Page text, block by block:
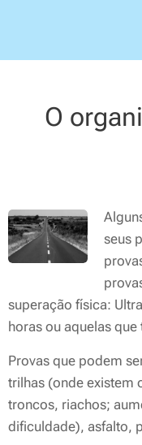
O
seus
superação física:
horas ou aquelas
Provas que podem
trilhas (onde existem
troncos, riachos;
dificuldade), asfalto,